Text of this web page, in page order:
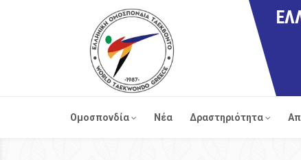
Ομοσπονδία Νέα Δραστηριότητα